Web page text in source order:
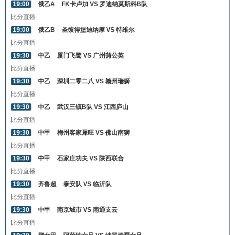
19:00
俄乙A
FK卡卢加 VS 罗迪纳莫斯科B队
比分直播
19:00
俄乙B
圣彼得堡迪纳摩 VS 特维尔
比分直播
19:30
中乙
厦门飞鹭 VS 广州蒲公英
比分直播
19:30
中乙
深圳二零二八 VS 赣州瑞狮
比分直播
19:30
中乙
武汉三镇B队 VS 江西庐山
比分直播
19:30
中甲
梅州客家犀旺 VS 佛山南狮
比分直播
19:30
中甲
石家庄功夫 VS 陕西联合
比分直播
19:30
齐鲁超
泰安队 VS 临沂队
比分直播
19:30
中甲
南京城市 VS 南通支云
比分直播